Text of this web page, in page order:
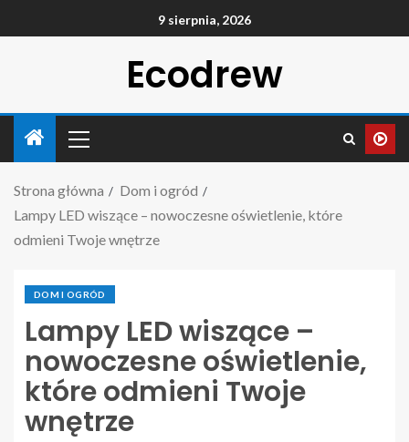
9 sierpnia, 2026
Ecodrew
Strona główna
Dom i ogród
Lampy LED wiszące – nowoczesne oświetlenie, które
odmieni Twoje wnętrze
DOM I OGRÓD
Lampy LED wiszące –
nowoczesne oświetlenie,
które odmieni Twoje
wnętrze